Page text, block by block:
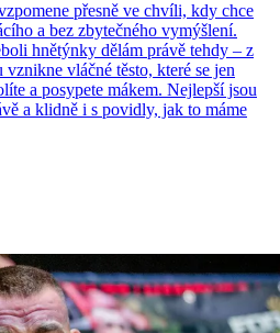
přesně ve chvíli, kdy chce
a bez zbytečného vymýšlení.
hnětýnky dělám právě tehdy – z
vláčné těsto, které se jen
a posypete mákem. Nejlepší jsou
a klidně i s povidly, jak to máme